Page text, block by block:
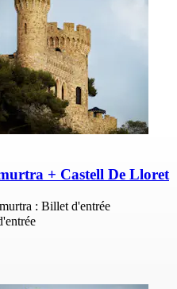
+ Castell De Lloret
: Billet d'entrée